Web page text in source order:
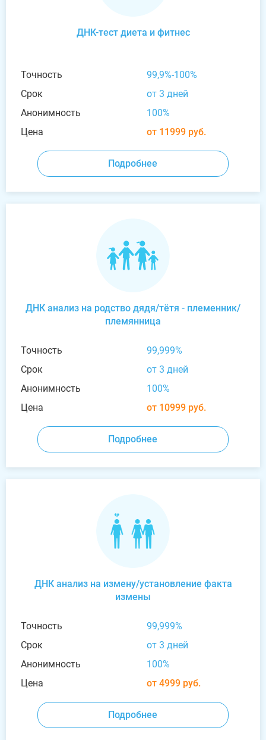
ДНК-тест диета и фитнес
Точность
99,9%-100%
Срок
от 3 дней
Анонимность
100%
Цена
от 11999 руб.
Подробнее
ДНК анализ на родство дядя/тётя - племенник/
племянница
Точность
99,999%
Срок
от 3 дней
Анонимность
100%
Цена
от 10999 руб.
Подробнее
ДНК анализ на измену/установление факта
измены
Точность
99,999%
Срок
от 3 дней
Анонимность
100%
Цена
от 4999 руб.
Подробнее